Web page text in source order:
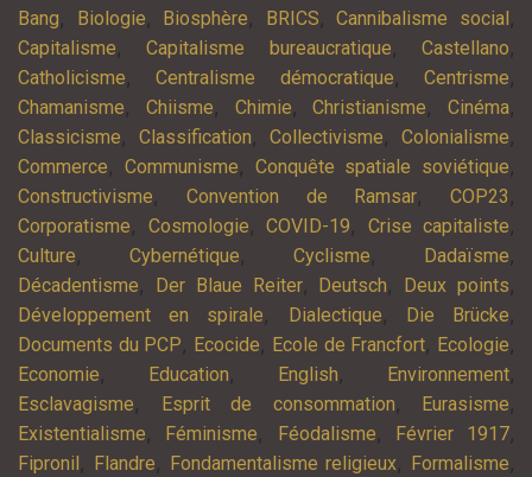
Bang, Biologie, Biosphère, BRICS,Cannibalisme social ,
Capitalisme,Capitalisme bureaucratique,Castellano,
Catholicisme,Centralisme démocratique,Centrisme,
Chamanisme, Chiisme, Chimie,Christianisme, Cinéma,
Classicisme, Classification, Collectivisme, Colonialisme,
Commerce, Communisme, Conquête spatiale soviétique,
Constructivisme, Convention de Ramsar, COP23 ,
Corporatisme, Cosmologie, COVID-19, Crise capitaliste,
Culture, Cybernétique, Cyclisme, Dadaïsme,
Décadentisme, Der Blaue Reiter, Deutsch, Deux points,
Développement en spirale, Dialectique, Die Brücke,
Documents du PCP, Ecocide, Ecole de Francfort, Ecologie,
Economie, Education, English, Environnement,
Esclavagisme, Esprit de consommation, Eurasisme,
Existentialisme, Féminisme, Féodalisme, Février 1917,
Fipronil , Flandre, Fondamentalisme religieux, Formalisme,